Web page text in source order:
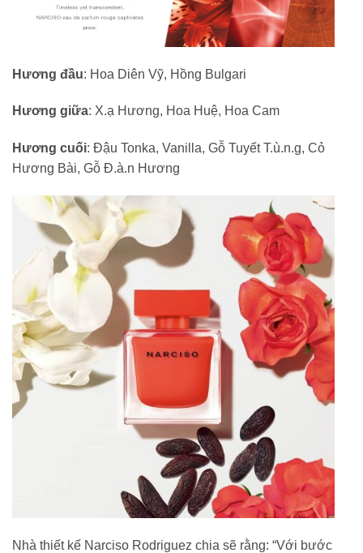
Hương đầu: Hoa Diên Vỹ, Hồng Bulgari
Hương giữa: X.ạ Hương, Hoa Huệ, Hoa Cam
Hương cuối: Đậu Tonka, Vanilla, Gỗ Tuyết T.ù.n.g, Cỏ
Hương Bài, Gỗ Đ.à.n Hương
Nhà thiết kế Narciso Rodriguez chia sẽ rằng: “Với bước